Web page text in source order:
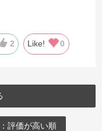
2 Like! 0
評価が高い順